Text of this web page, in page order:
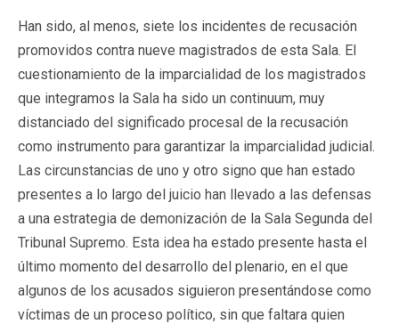
Han sido, al menos, siete los incidentes de recusación
promovidos contra nueve magistrados de esta Sala. El
cuestionamiento de la imparcialidad de los magistrados
que integramos la Sala ha sido un continuum, muy
distanciado del significado procesal de la recusación
como instrumento para garantizar la imparcialidad judicial.
Las circunstancias de uno y otro signo que han estado
presentes a lo largo del juicio han llevado a las defensas
a una estrategia de demonización de la Sala Segunda del
Tribunal Supremo. Esta idea ha estado presente hasta el
último momento del desarrollo del plenario, en el que
algunos de los acusados siguieron presentándose como
víctimas de un proceso político, sin que faltara quien